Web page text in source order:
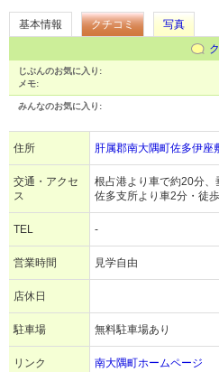
基本情報 クチコミ
写真
じぶんのお気に入り:
メモ:
みんなのお気に入り:
住所 肝属郡南大隅町佐多伊座
交通・アクセ
ス
根占港より車で約20分
佐多支所より車2分・徒
TEL -
営業時間 見学自由
店休日
駐車場 無料駐車場あり
リンク 南大隅町ホームページ